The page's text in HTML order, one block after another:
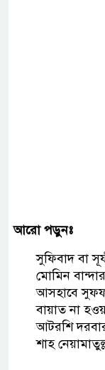
আরো পড়ুনঃ
সুফিবাদ বা
মোমিন
আসহাবে
বায়াত না
আটরশি
শাহ